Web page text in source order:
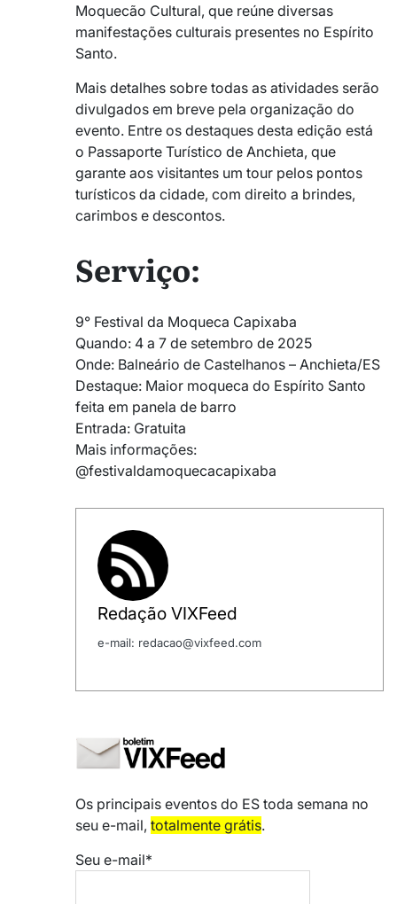
Moquecão Cultural, que reúne diversas
manifestações culturais presentes no Espírito
Santo.
Mais detalhes sobre todas as atividades serão
divulgados em breve pela organização do
evento. Entre os destaques desta edição está
o Passaporte Turístico de Anchieta, que
garante aos visitantes um tour pelos pontos
turísticos da cidade, com direito a brindes,
carimbos e descontos.
Serviço:
9° Festival da Moqueca Capixaba
Quando: 4 a 7 de setembro de 2025
Onde: Balneário de Castelhanos – Anchieta/ES
Destaque: Maior moqueca do Espírito Santo
feita em panela de barro
Entrada: Gratuita
Mais informações:
@festivaldamoquecacapixaba
Redação VIXFeed
e-mail: redacao@vixfeed.com
Os principais eventos do ES toda semana no
seu e-mail, totalmente grátis.
Seu e-mail*